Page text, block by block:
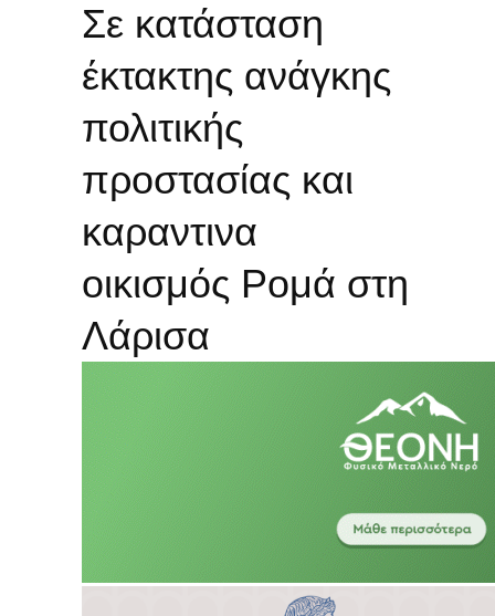
Σε κατάσταση
έκτακτης ανάγκης
πολιτικής
προστασίας και
καραντινα
οικισμός Ρομά στη
Λάρισα